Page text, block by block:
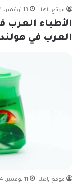
موقع ياهلا 13 نوفمبر، 2024
الأطباء العرب
العرب في
موقع ياهلا 11 نوفمبر، 2024